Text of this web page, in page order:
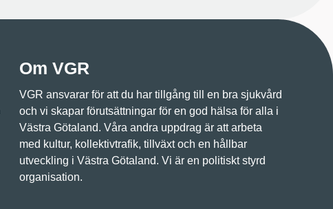
Om VGR
VGR ansvarar för att du har tillgång till en bra sjukvård
och vi skapar förutsättningar för en god hälsa för alla i
Västra Götaland. Våra andra uppdrag är att arbeta
med kultur, kollektivtrafik, tillväxt och en hållbar
utveckling i Västra Götaland. Vi är en politiskt styrd
organisation.